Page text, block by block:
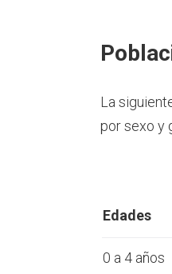
La
por sexo y
Edades
0 a 4 años